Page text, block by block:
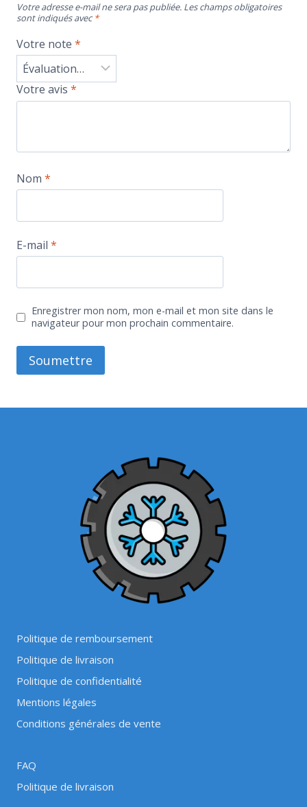
Votre adresse e-mail ne sera pas publiée. Les champs obligatoires
sont indiqués avec*
Votre note *
Votre avis *
Nom *
E-mail *
Enregistrer mon nom, mon e-mail et mon site dans le
navigateur pour mon prochain commentaire.
Politique de remboursement
Politique de livraison
Politique de confidentialité
Mentions légales
Conditions générales de vente
FAQ
Politique de livraison